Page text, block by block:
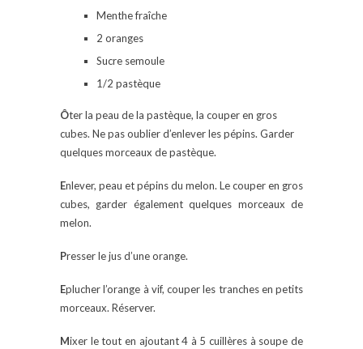
Menthe fraîche
2 oranges
Sucre semoule
1/2 pastèque
Ôter la peau de la pastèque, la couper en gros
cubes. Ne pas oublier d’enlever les pépins. Garder
quelques morceaux de pastèque.
Enlever, peau et pépins du melon. Le couper en gros
cubes, garder également quelques morceaux de
melon.
Presser le jus d’une orange.
Eplucher l’orange à vif, couper les tranches en petits
morceaux. Réserver.
Mixer le tout en ajoutant 4 à 5 cuillères à soupe de